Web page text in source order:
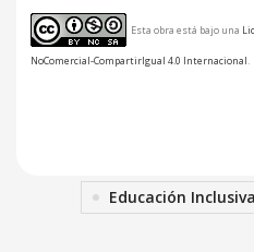
Esta obra está bajo una
NoComercial-CompartirIgual 4.0 Internacional.
Educación Inclusiva